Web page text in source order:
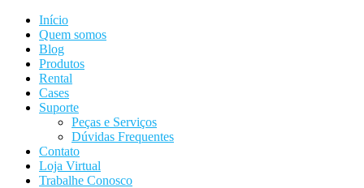
Início
Quem somos
Blog
Produtos
Rental
Cases
Suporte
Peças e Serviços
Dúvidas Frequentes
Contato
Loja Virtual
Trabalhe Conosco